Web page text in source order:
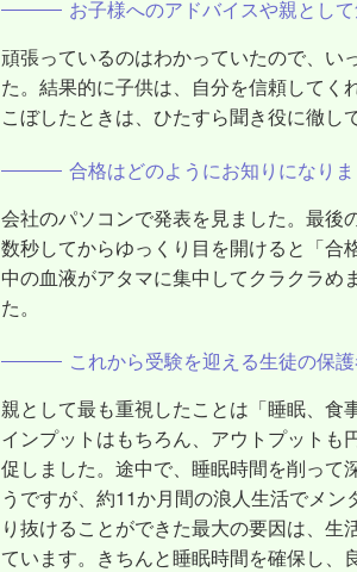
お子様へのアドバイスや親とし
頑張っているのはわかっていたので、い
た。結果的に子供は、自分を信頼してく
こぼしたときは、ひたすら聞き役に徹し
合格はどのようにお知りになり
会社のパソコンで発表を見ました。最後
数秒してからゆっくり目を開けると「合
中の血液がアタマに集中してクラクラめ
た。
これから受験を迎える生徒の保
親として最も重視したことは「睡眠、食
インプットはもちろん、アウトプットも
促しました。途中で、睡眠時間を削って
うですが、約11か月間の浪人生活でメ
り抜けることができた最大の要因は、
ています。きちんと睡眠時間を確保し、